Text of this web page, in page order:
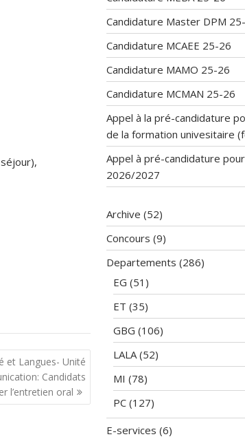
et Langues- Unité
Candidats
l’entretien oral
Candidature Master DPM
Candidature MCAEE 25-26
Candidature MAMO 25-26
Candidature MCMAN 25-26
Appel à la pré-candidature
de la formation univesitaire
Appel à pré-candidature
2026/2027
Archive (52)
Concours (9)
Departements (286)
EG (51)
ET (35)
GBG (106)
LALA(52)
MI (78)
PC (127)
E-services (6)